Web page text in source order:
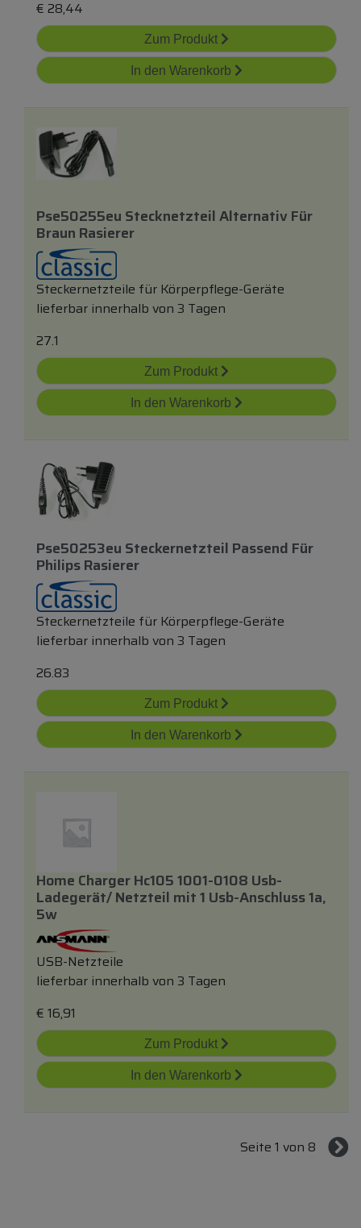
€ 28,44
Zum Produkt
In den Warenkorb
Pse50255eu Stecknetzteil Alternativ Für
Braun Rasierer
Steckernetzteile für Körperpflege-Geräte
lieferbar innerhalb von 3 Tagen
27.1
Zum Produkt
In den Warenkorb
Pse50253eu Steckernetzteil Passend Für
Philips Rasierer
Steckernetzteile für Körperpflege-Geräte
lieferbar innerhalb von 3 Tagen
26.83
Zum Produkt
In den Warenkorb
Home Charger Hc105 1001-0108 Usb-
Ladegerät/ Netzteil mit1 Usb-Anschluss 1a,
5w
USB-Netzteile
lieferbar innerhalb von 3 Tagen
€ 16,91
Zum Produkt
In den Warenkorb
Seite 1 von 8